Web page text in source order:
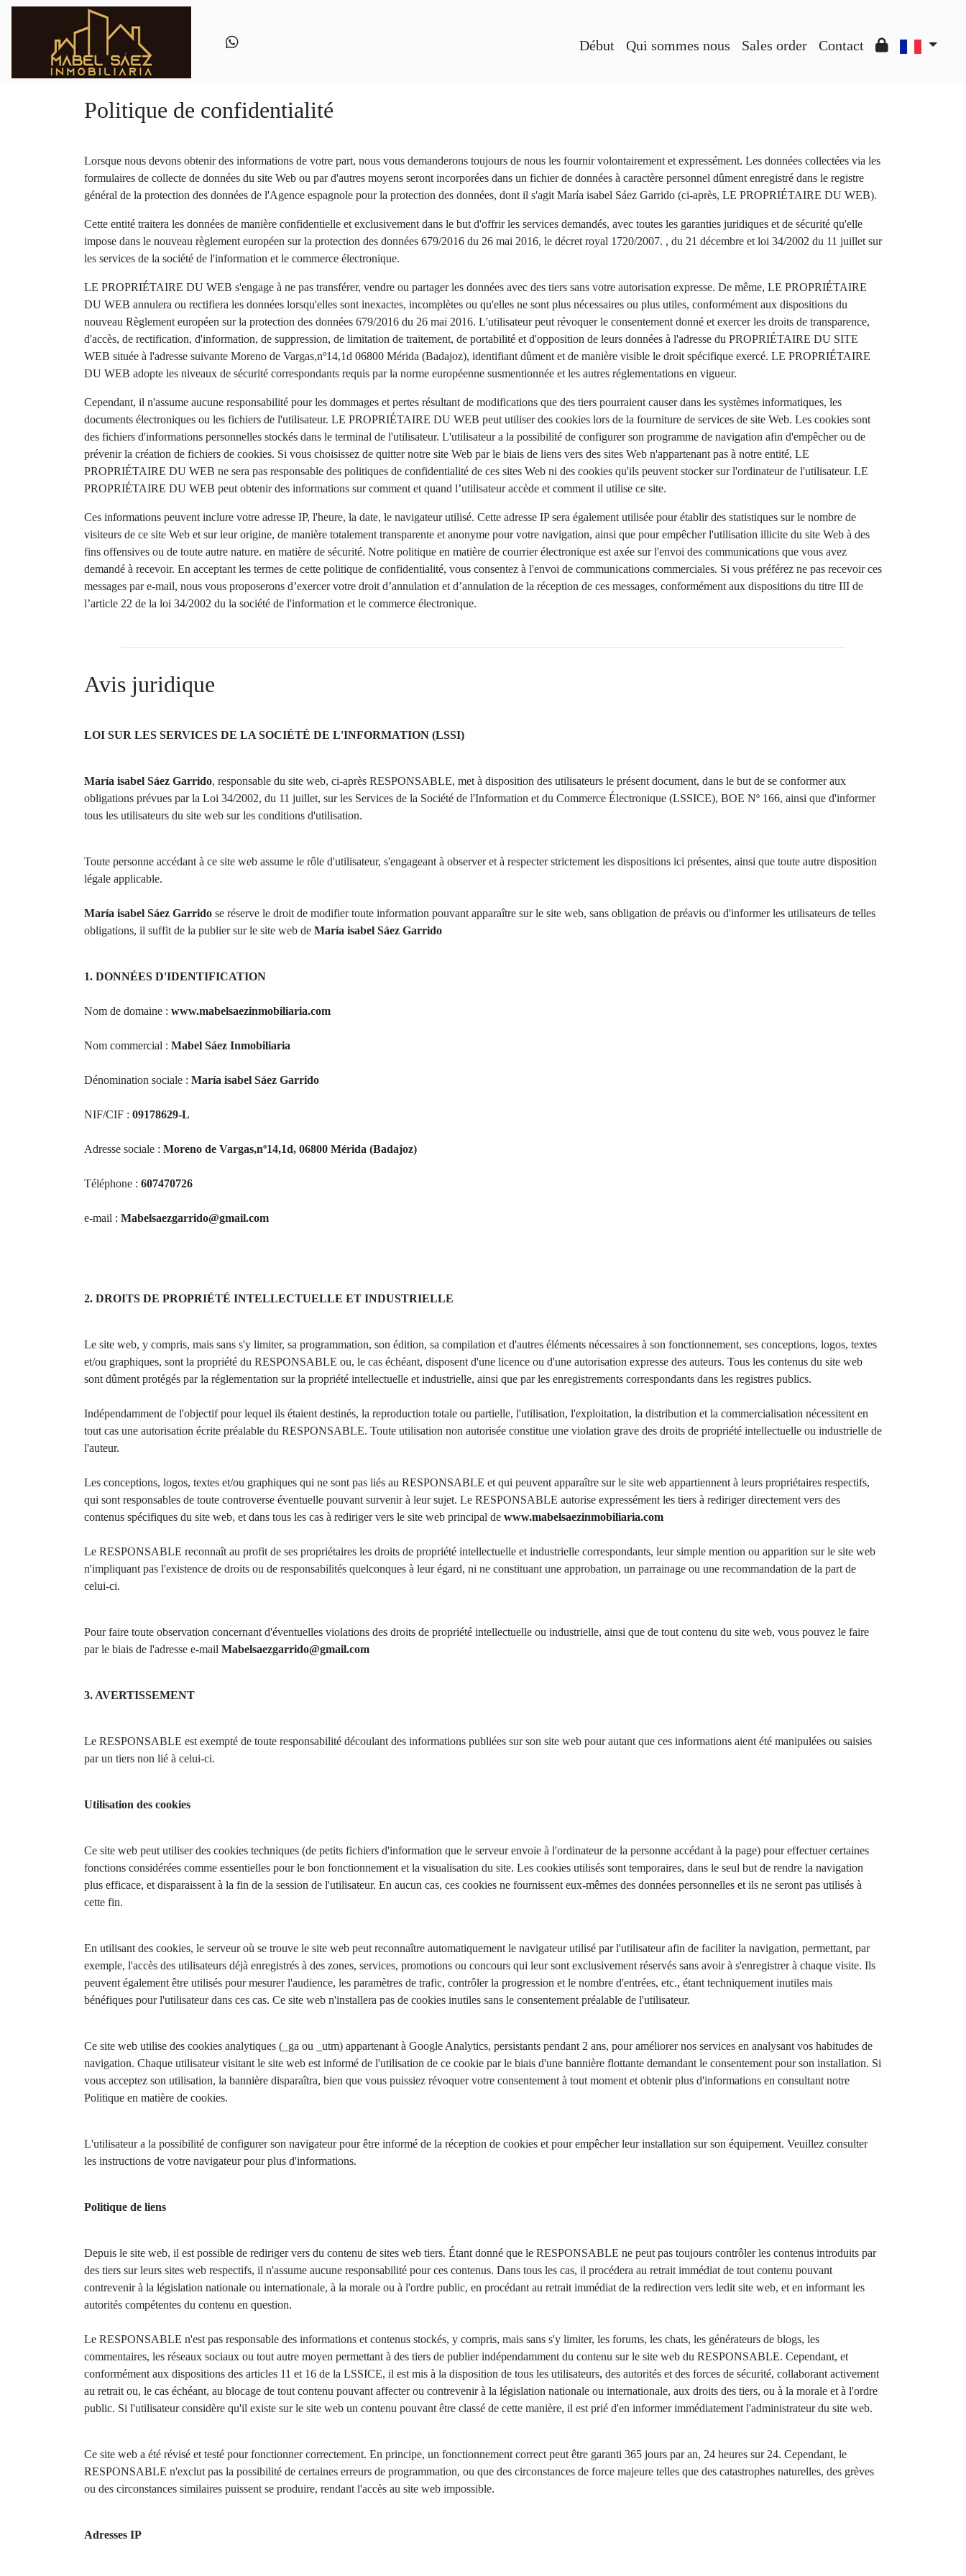
Début Qui sommes nous Sales order Contact
Politique de confidentialité
Lorsque nous devons obtenir des informations de votre part, nous vous demanderons toujours de nous les fournir volontairement et expressément. Les données collectées via les
formulaires de collecte de données du site Web ou par d'autres moyens seront incorporées dans un fichier de données à caractère personnel dûment enregistré dans le registre
général de la protection des données de l'Agence espagnole pour la protection des données, dont il s'agit María isabel Sáez Garrido (ci-après, LE PROPRIÉTAIRE DU WEB).
Cette entité traitera les données de manière confidentielle et exclusivement dans le but d'offrir les services demandés, avec toutes les garanties juridiques et de sécurité qu'elle
impose dans le nouveau règlement européen sur la protection des données 679/2016 du 26 mai 2016, le décret royal 1720/2007. , du 21 décembre et loi 34/2002 du 11 juillet sur
les services de la société de l'information et le commerce électronique.
LE PROPRIÉTAIRE DU WEB s'engage à ne pas transférer, vendre ou partager les données avec des tiers sans votre autorisation expresse. De même, LE PROPRIÉTAIRE
DU WEB annulera ou rectifiera les données lorsqu'elles sont inexactes, incomplètes ou qu'elles ne sont plus nécessaires ou plus utiles, conformément aux dispositions du
nouveau Règlement européen sur la protection des données 679/2016 du 26 mai 2016. L'utilisateur peut révoquer le consentement donné et exercer les droits de transparence,
d'accès, de rectification, d'information, de suppression, de limitation de traitement, de portabilité et d'opposition de leurs données à l'adresse du PROPRIÉTAIRE DU SITE
WEB située à l'adresse suivante Moreno de Vargas,nº14,1d 06800 Mérida (Badajoz), identifiant dûment et de manière visible le droit spécifique exercé. LE PROPRIÉTAIRE
DU WEB adopte les niveaux de sécurité correspondants requis par la norme européenne susmentionnée et les autres réglementations en vigueur.
Cependant, il n'assume aucune responsabilité pour les dommages et pertes résultant de modifications que des tiers pourraient causer dans les systèmes informatiques, les
documents électroniques ou les fichiers de l'utilisateur. LE PROPRIÉTAIRE DU WEB peut utiliser des cookies lors de la fourniture de services de site Web. Les cookies sont
des fichiers d'informations personnelles stockés dans le terminal de l'utilisateur. L'utilisateur a la possibilité de configurer son programme de navigation afin d'empêcher ou de
prévenir la création de fichiers de cookies. Si vous choisissez de quitter notre site Web par le biais de liens vers des sites Web n'appartenant pas à notre entité, LE
PROPRIÉTAIRE DU WEB ne sera pas responsable des politiques de confidentialité de ces sites Web ni des cookies qu'ils peuvent stocker sur l'ordinateur de l'utilisateur. LE
PROPRIÉTAIRE DU WEB peut obtenir des informations sur comment et quand l’utilisateur accède et comment il utilise ce site.
Ces informations peuvent inclure votre adresse IP, l'heure, la date, le navigateur utilisé. Cette adresse IP sera également utilisée pour établir des statistiques sur le nombre de
visiteurs de ce site Web et sur leur origine, de manière totalement transparente et anonyme pour votre navigation, ainsi que pour empêcher l'utilisation illicite du site Web à des
fins offensives ou de toute autre nature. en matière de sécurité. Notre politique en matière de courrier électronique est axée sur l'envoi des communications que vous avez
demandé à recevoir. En acceptant les termes de cette politique de confidentialité, vous consentez à l'envoi de communications commerciales. Si vous préférez ne pas recevoir ces
messages par e-mail, nous vous proposerons d’exercer votre droit d’annulation et d’annulation de la réception de ces messages, conformément aux dispositions du titre III de
l’article 22 de la loi 34/2002 du la société de l'information et le commerce électronique.
Avis juridique
LOI SUR LES SERVICES DE LA SOCIÉTÉ DE L'INFORMATION (LSSI)
María isabel Sáez Garrido, responsable du site web, ci-après RESPONSABLE, met à disposition des utilisateurs le présent document, dans le but de se conformer aux
obligations prévues par la Loi 34/2002, du 11 juillet, sur les Services de la Société de l'Information et du Commerce Électronique (LSSICE), BOE Nº 166, ainsi que d'informer
tous les utilisateurs du site web sur les conditions d'utilisation.
Toute personne accédant à ce site web assume le rôle d'utilisateur, s'engageant à observer et à respecter strictement les dispositions ici présentes, ainsi que toute autre disposition
légale applicable.
María isabel Sáez Garrido se réserve le droit de modifier toute information pouvant apparaître sur le site web, sans obligation de préavis ou d'informer les utilisateurs de telles
obligations, il suffit de la publier sur le site web de María isabel Sáez Garrido
1. DONNÉES D'IDENTIFICATION
Nom de domaine : www.mabelsaezinmobiliaria.com
Nom commercial : Mabel Sáez Inmobiliaria
Dénomination sociale : María isabel Sáez Garrido
NIF/CIF : 09178629-L
Adresse sociale : Moreno de Vargas,nº14,1d, 06800 Mérida (Badajoz)
Téléphone : 607470726
e-mail : Mabelsaezgarrido@gmail.com
2. DROITS DE PROPRIÉTÉ INTELLECTUELLE ET INDUSTRIELLE
Le site web, y compris, mais sans s'y limiter, sa programmation, son édition, sa compilation et d'autres éléments nécessaires à son fonctionnement, ses conceptions, logos, textes
et/ou graphiques, sont la propriété du RESPONSABLE ou, le cas échéant, disposent d'une licence ou d'une autorisation expresse des auteurs. Tous les contenus du site web
sont dûment protégés par la réglementation sur la propriété intellectuelle et industrielle, ainsi que par les enregistrements correspondants dans les registres publics.
Indépendamment de l'objectif pour lequel ils étaient destinés, la reproduction totale ou partielle, l'utilisation, l'exploitation, la distribution et la commercialisation nécessitent en
tout cas une autorisation écrite préalable du RESPONSABLE. Toute utilisation non autorisée constitue une violation grave des droits de propriété intellectuelle ou industrielle de
l'auteur.
Les conceptions, logos, textes et/ou graphiques qui ne sont pas liés au RESPONSABLE et qui peuvent apparaître sur le site web appartiennent à leurs propriétaires respectifs,
qui sont responsables de toute controverse éventuelle pouvant survenir à leur sujet. Le RESPONSABLE autorise expressément les tiers à rediriger directement vers des
contenus spécifiques du site web, et dans tous les cas à rediriger vers le site web principal de www.mabelsaezinmobiliaria.com
Le RESPONSABLE reconnaît au profit de ses propriétaires les droits de propriété intellectuelle et industrielle correspondants, leur simple mention ou apparition sur le site web
n'impliquant pas l'existence de droits ou de responsabilités quelconques à leur égard, ni ne constituant une approbation, un parrainage ou une recommandation de la part de
celui-ci.
Pour faire toute observation concernant d'éventuelles violations des droits de propriété intellectuelle ou industrielle, ainsi que de tout contenu du site web, vous pouvez le faire
par le biais de l'adresse e-mail Mabelsaezgarrido@gmail.com
3. AVERTISSEMENT
Le RESPONSABLE est exempté de toute responsabilité découlant des informations publiées sur son site web pour autant que ces informations aient été manipulées ou saisies
par un tiers non lié à celui-ci.
Utilisation des cookies
Ce site web peut utiliser des cookies techniques (de petits fichiers d'information que le serveur envoie à l'ordinateur de la personne accédant à la page) pour effectuer certaines
fonctions considérées comme essentielles pour le bon fonctionnement et la visualisation du site. Les cookies utilisés sont temporaires, dans le seul but de rendre la navigation
plus efficace, et disparaissent à la fin de la session de l'utilisateur. En aucun cas, ces cookies ne fournissent eux-mêmes des données personnelles et ils ne seront pas utilisés à
cette fin.
En utilisant des cookies, le serveur où se trouve le site web peut reconnaître automatiquement le navigateur utilisé par l'utilisateur afin de faciliter la navigation, permettant, par
exemple, l'accès des utilisateurs déjà enregistrés à des zones, services, promotions ou concours qui leur sont exclusivement réservés sans avoir à s'enregistrer à chaque visite. Ils
peuvent également être utilisés pour mesurer l'audience, les paramètres de trafic, contrôler la progression et le nombre d'entrées, etc., étant techniquement inutiles mais
bénéfiques pour l'utilisateur dans ces cas. Ce site web n'installera pas de cookies inutiles sans le consentement préalable de l'utilisateur.
Ce site web utilise des cookies analytiques (_ga ou _utm) appartenant à Google Analytics, persistants pendant 2 ans, pour améliorer nos services en analysant vos habitudes de
navigation. Chaque utilisateur visitant le site web est informé de l'utilisation de ce cookie par le biais d'une bannière flottante demandant le consentement pour son installation. Si
vous acceptez son utilisation, la bannière disparaîtra, bien que vous puissiez révoquer votre consentement à tout moment et obtenir plus d'informations en consultant notre
Politique en matière de cookies.
L'utilisateur a la possibilité de configurer son navigateur pour être informé de la réception de cookies et pour empêcher leur installation sur son équipement. Veuillez consulter
les instructions de votre navigateur pour plus d'informations.
Politique de liens
Depuis le site web, il est possible de rediriger vers du contenu de sites web tiers. Étant donné que le RESPONSABLE ne peut pas toujours contrôler les contenus introduits par
des tiers sur leurs sites web respectifs, il n'assume aucune responsabilité pour ces contenus. Dans tous les cas, il procédera au retrait immédiat de tout contenu pouvant
contrevenir à la législation nationale ou internationale, à la morale ou à l'ordre public, en procédant au retrait immédiat de la redirection vers ledit site web, et en informant les
autorités compétentes du contenu en question.
Le RESPONSABLE n'est pas responsable des informations et contenus stockés, y compris, mais sans s'y limiter, les forums, les chats, les générateurs de blogs, les
commentaires, les réseaux sociaux ou tout autre moyen permettant à des tiers de publier indépendamment du contenu sur le site web du RESPONSABLE. Cependant, et
conformément aux dispositions des articles 11 et 16 de la LSSICE, il est mis à la disposition de tous les utilisateurs, des autorités et des forces de sécurité, collaborant activement
au retrait ou, le cas échéant, au blocage de tout contenu pouvant affecter ou contrevenir à la législation nationale ou internationale, aux droits des tiers, ou à la morale et à l'ordre
public. Si l'utilisateur considère qu'il existe sur le site web un contenu pouvant être classé de cette manière, il est prié d'en informer immédiatement l'administrateur du site web.
Ce site web a été révisé et testé pour fonctionner correctement. En principe, un fonctionnement correct peut être garanti 365 jours par an, 24 heures sur 24. Cependant, le
RESPONSABLE n'exclut pas la possibilité de certaines erreurs de programmation, ou que des circonstances de force majeure telles que des catastrophes naturelles, des grèves
ou des circonstances similaires puissent se produire, rendant l'accès au site web impossible.
Adresses IP